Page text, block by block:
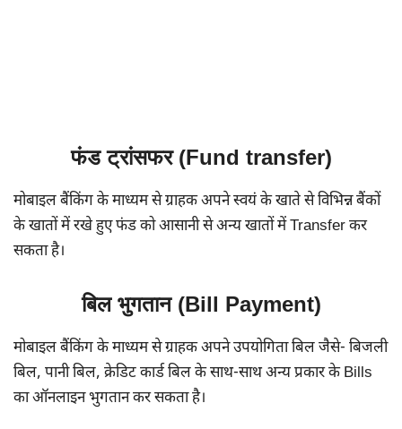
फंड ट्रांसफर (Fund transfer)
मोबाइल बैंकिंग के माध्यम से ग्राहक अपने स्वयं के खाते से विभिन्न बैंकों
के खातों में रखे हुए फंड को आसानी से अन्य खातों में Transfer कर
सकता है।
बिल भुगतान (Bill Payment)
मोबाइल बैंकिंग के माध्यम से ग्राहक अपने उपयोगिता बिल जैसे- बिजली
बिल, पानी बिल, क्रेडिट कार्ड बिल के साथ-साथ अन्य प्रकार के Bills
का ऑनलाइन भुगतान कर सकता है।